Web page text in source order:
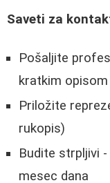
Saveti za
Pošaljite
kratkim opisom
Priložite
rukopis)
Budite strpljivi
mesec dana